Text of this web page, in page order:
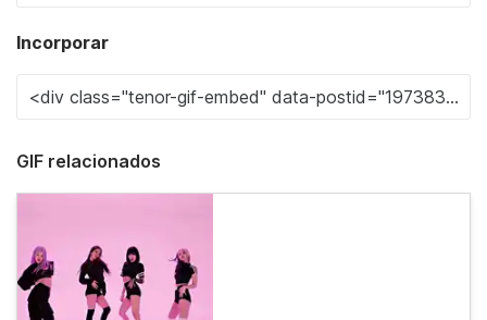
Incorporar
GIF relacionados